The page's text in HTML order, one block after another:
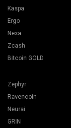
Kaspa
Ergo
Nexa
Zcash
Bitcoin GOLD
Zephyr
Ravencoin
Neurai
GRIN